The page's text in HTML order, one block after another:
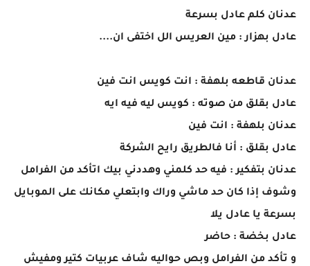
عدنان كلم عادل بسرعة
عادل بهزار : مين العريس الل اختفى ان....
عدنان قاطعه بلهفة : انت كويس انت فين
عادل بقلق من صوته : كويس ليه فيه ايه
عدنان بلهفة : انت فين
عادل بقلق : أنا فالطريق رايح الشركة
عدنان بتفكير : فيه حد كلمني وهددني بيك اتأكد من الفرامل
وشوف إذا كان حد ماشي وراك وابتعلي مكانك على الموبايل
بسرعة يا عادل يلا
عادل بخضة : حاضر
و تأكد من الفرامل وبص حواليه شاف عربيات كتير ومفيش